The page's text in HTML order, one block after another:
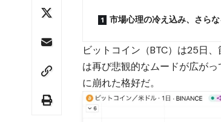
市場心理の冷え込み、さら
ビットコイン（BTC） は25日、
は再び悲観的なムードが広が
に崩れた格好だ。